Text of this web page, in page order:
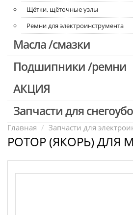
Щётки, щёточные узлы
Ремни для электроинструмента
Масла /смазки
Подшипники /ремни
АКЦИЯ
Скидка 50%
Запчасти для
Главная Запчасти для
РОТОР (ЯКОРЬ) ДЛЯ